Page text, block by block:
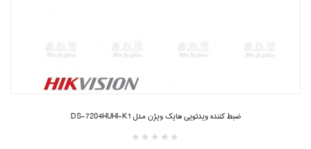
ضبط کننده ویدئویی هایک ویژن مدل DS-7204HUHI-K1